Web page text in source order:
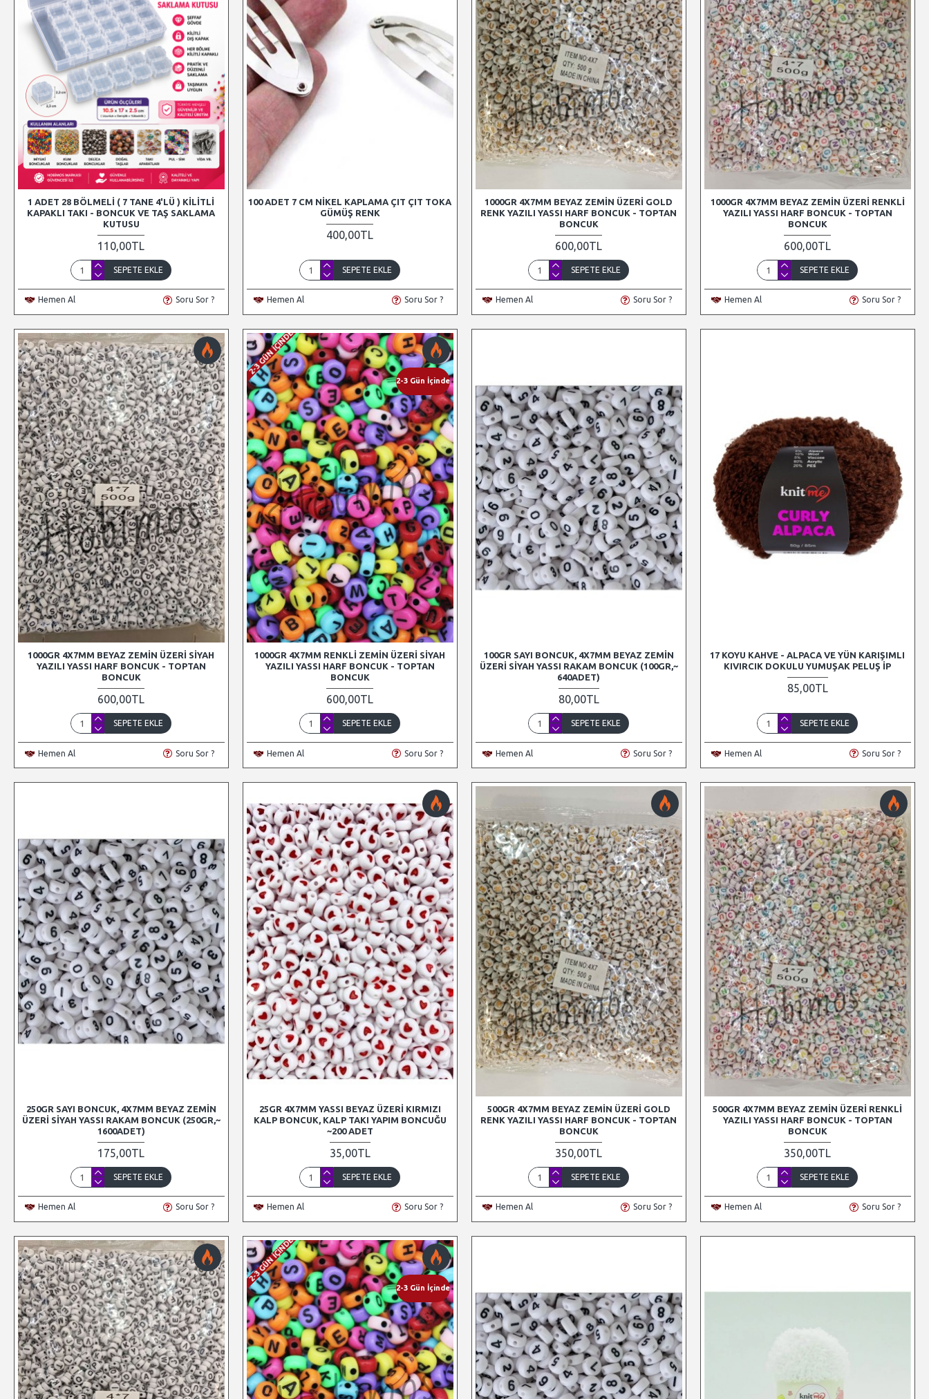
1 ADET 28 BÖLMELI ( 7 TANE 4'LÜ ) KILITLI
KAPAKLI TAKI - BONCUK VE TAŞ SAKLAMA
KUTUSU
110,00TL
SEPETE EKLE
Hemen Al Soru Sor ?
100 ADET 7 CM NIKEL KAPLAMA ÇIT ÇIT TOKA
GÜMÜŞ RENK
400,00TL
SEPETE EKLE
Hemen Al Soru Sor ?
1000GR 4X7MM BEYAZ ZEMIN ÜZERI GOLD
RENK YAZILI YASSI HARF BONCUK - TOPTAN
BONCUK
600,00TL
SEPETE EKLE
Hemen Al Soru Sor ?
1000GR 4X7MM BEYAZ ZEMIN ÜZERI RENKLI
YAZILI YASSI HARF BONCUK - TOPTAN
BONCUK
600,00TL
SEPETE EKLE
Hemen Al Soru Sor ?
1000GR 4X7MM BEYAZ ZEMIN ÜZERI SIYAH
YAZILI YASSI HARF BONCUK - TOPTAN
BONCUK
600,00TL
SEPETE EKLE
Hemen Al Soru Sor ?
2-3 Gün İçinde
2-3 GÜN İÇINDE
1000GR 4X7MM RENKLI ZEMIN ÜZERI SIYAH
YAZILI YASSI HARF BONCUK - TOPTAN
BONCUK
600,00TL
SEPETE EKLE
Hemen Al Soru Sor ?
100GR SAYI BONCUK, 4X7MM BEYAZ ZEMIN
ÜZERI SIYAH YASSI RAKAM BONCUK (100GR,~
640ADET)
80,00TL
SEPETE EKLE
Hemen Al Soru Sor ?
17 KOYU KAHVE - ALPACA VE YÜN KARIŞIMLI
KIVIRCIK DOKULU YUMUŞAK PELUŞ İP
85,00TL
SEPETE EKLE
Hemen Al Soru Sor ?
250GR SAYI BONCUK, 4X7MM BEYAZ ZEMIN
ÜZERI SIYAH YASSI RAKAM BONCUK (250GR,~
1600ADET)
175,00TL
SEPETE EKLE
Hemen Al Soru Sor ?
25GR 4X7MM YASSI BEYAZ ÜZERI KIRMIZI
KALP BONCUK, KALP TAKI YAPIM BONCUĞU
~200 ADET
35,00TL
SEPETE EKLE
Hemen Al Soru Sor ?
500GR 4X7MM BEYAZ ZEMIN ÜZERI GOLD
RENK YAZILI YASSI HARF BONCUK - TOPTAN
BONCUK
350,00TL
SEPETE EKLE
Hemen Al Soru Sor ?
500GR 4X7MM BEYAZ ZEMIN ÜZERI RENKLI
YAZILI YASSI HARF BONCUK - TOPTAN
BONCUK
350,00TL
SEPETE EKLE
Hemen Al Soru Sor ?
2-3 Gün İçinde
2-3 GÜN İÇINDE